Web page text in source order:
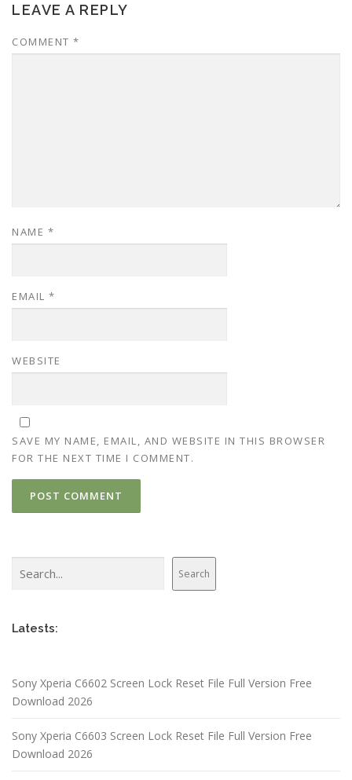
LEAVE A REPLY
COMMENT *
NAME *
EMAIL *
WEBSITE
SAVE MY NAME, EMAIL, AND WEBSITE IN THIS BROWSER
FOR THE NEXT TIME I COMMENT.
Search
Latests:
Sony Xperia C6602 Screen Lock Reset File Full Version Free
Download 2026
Sony Xperia C6603 Screen Lock Reset File Full Version Free
Download 2026